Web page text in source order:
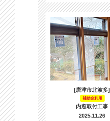
[唐津市北波多]
補助金利用
内窓取付工事
2025.11.26